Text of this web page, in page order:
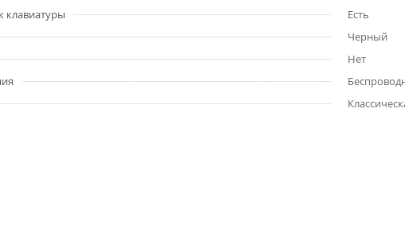
клавиатуры
Есть
Черный
Нет